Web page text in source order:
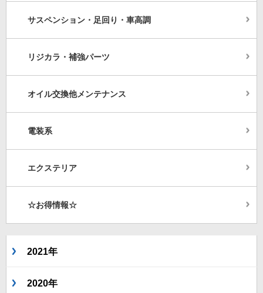
サスペンション・足回り・車高調
リジカラ・補強パーツ
オイル交換他メンテナンス
電装系
エクステリア
☆お得情報☆
2021年
2020年